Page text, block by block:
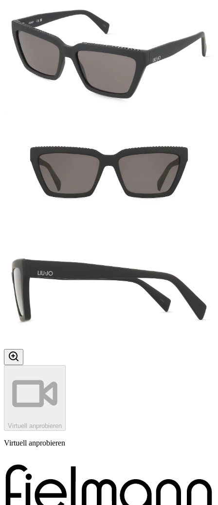
Virtuell anprobieren
Virtuell anprobieren